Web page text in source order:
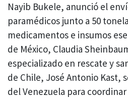
Nayib Bukele, anunció el
paramédicos junto a 50
medicamentos e insumos
de México, Claudia
especializado en rescate y
de Chile, José Antonio Kast,
del Venezuela para